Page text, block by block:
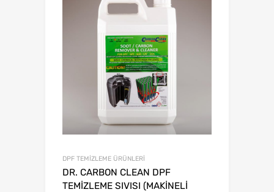
DPF TEMİZLEME ÜRÜNLERİ
DR. CARBON CLEAN DPF
TEMİZLEME SIVISI (MAKİNELİ